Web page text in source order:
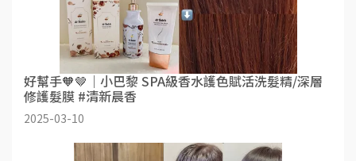
好幫手🧡🤎｜小巴黎 SPA級香水護色賦活洗髮精/深層
修護髮膜 #清新晨香
2025-03-10